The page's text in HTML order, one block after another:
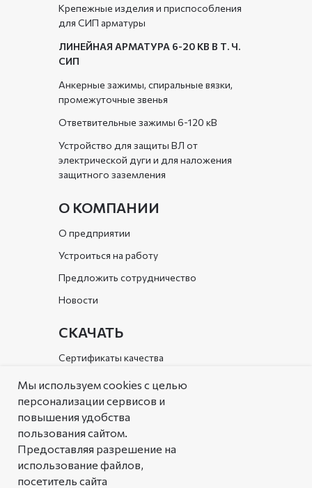
Мы используем cookies с целью
персонализации сервисов и
повышения удобства
пользования сайтом.
Предоставляя разрешение на
использование файлов,
посетитель сайта
Аналоговая таблица
Типовые решения
РЕШЕНИЯ
Каталог
Документы организации
Сертификаты качества
СКАЧАТЬ
Новости
Предложить сотрудничество
Устроиться на работу
О предприятии
О КОМПАНИИ
ЛИНЕЙНАЯ АРМАТУРА 6-20 КВ В Т. Ч.
СИП
Устройство для защиты ВЛ от
электрической дуги и для наложения
защитного заземления
Ответвительные зажимы 6-120 кВ
Анкерные зажимы, спиральные вязки,
промежуточные звенья
Крепежные изделия и приспособления
для СИП арматуры